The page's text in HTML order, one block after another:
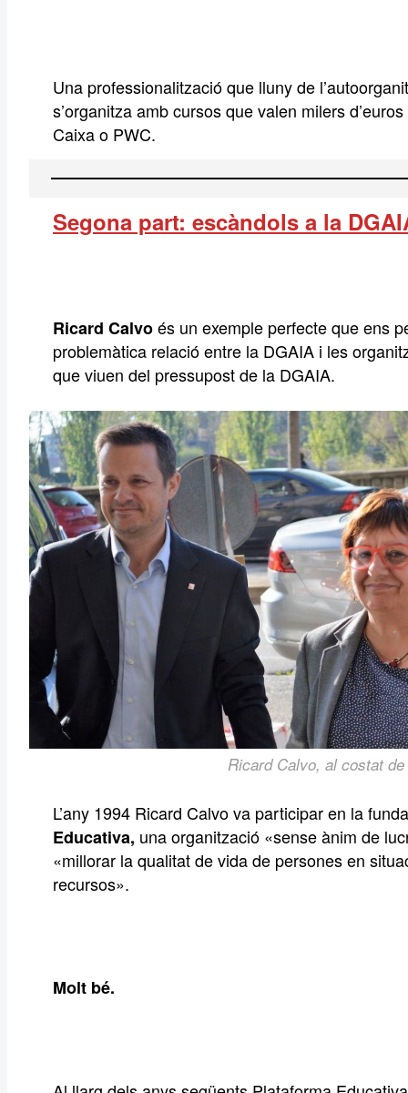
Una professionalització que lluny de
s’organitza amb cursos que valen milers
Caixa o PWC.
Segona part: escàndols a la
Ricard Calvoés un exemple perfecte que ens
problemàtica relació entre la DGAIA i les
que viuen del pressupost de la DGAIA.
Ricard Calvo, al costat
L’any 1994 Ricard Calvo va participar en la
Educativa, una organització «sense ànim de
«millorar la qualitat de vida de persones en
recursos».
Molt bé.